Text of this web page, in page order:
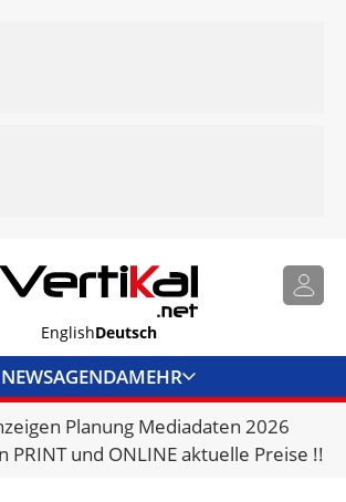
EnglishDeutsch
NEWSAGENDAMEHR
BRANCHENLINKS
VERMIETER
Planung Mediadaten 2026
PRINT und ONLINE aktuelle Preise !!